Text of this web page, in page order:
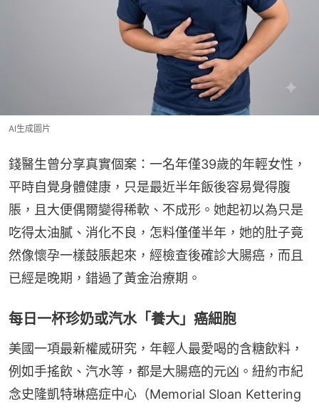
AI生成圖片
錢醫生曾分享真實個案：一名年僅39歲的年輕女性，
平時自覺身體健康，只是最近半年飯後容易覺得腹
脹，且大便偶爾變得稀軟、不成形。她起初以為只是
吃得太油膩、消化不良，怎料僅僅半年，她的肚子竟
然像懷孕一樣鼓脹起來，經檢查後確診大腸癌，而且
已經是晚期，錯過了黃金治療期。
每日一杯珍奶或汽水「養大」癌細胞
美國一項最新權威研究，年輕人最愛喝的含糖飲料，
例如手搖飲、汽水等，都是大腸癌的元凶。紐約市紀
念史隆凱特琳癌症中心（Memorial Sloan Kettering